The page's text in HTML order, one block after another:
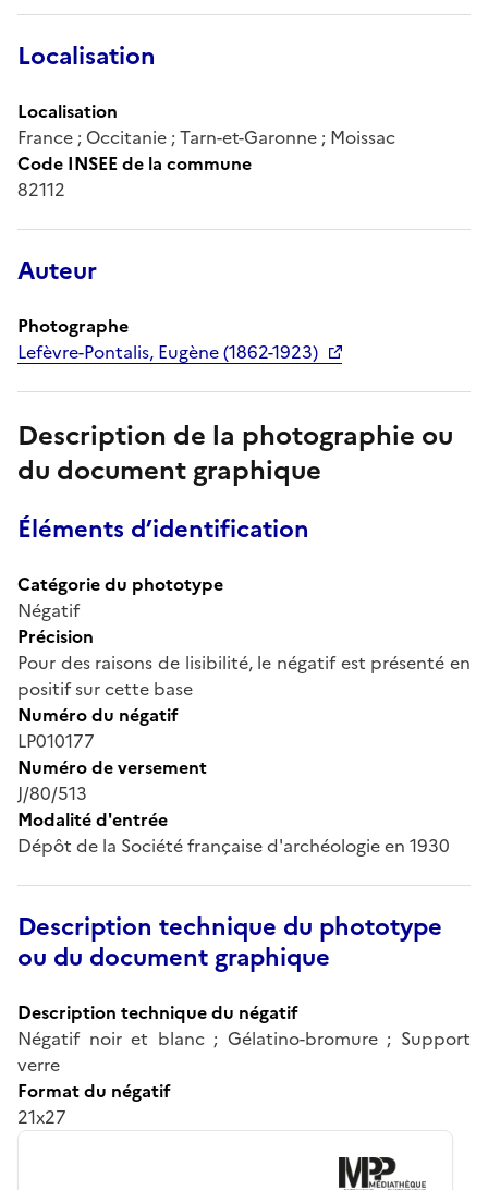
Localisation
Localisation
France ; Occitanie ; Tarn-et-Garonne ; Moissac
Code INSEE de la commune
82112
Auteur
Photographe
Lefèvre-Pontalis, Eugène (1862-1923)
Description de la photographie ou
du document graphique
Éléments d’identification
Catégorie du phototype
Négatif
Précision
Pour des raisons de lisibilité, le négatif est présenté en
positif sur cette base
Numéro du négatif
LP010177
Numéro de versement
J/80/513
Modalité d'entrée
Dépôt de la Société française d'archéologie en 1930
Description technique du phototype
ou du document graphique
Description technique du négatif
Négatif noir et blanc ; Gélatino-bromure ; Support
verre
Format du négatif
21x27